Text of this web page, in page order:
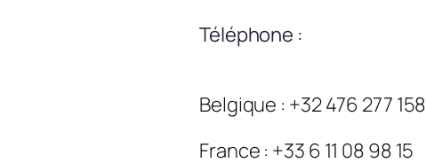
Téléphone :
Belgique : +32 476 277 158
France : +33 6 11 08 98 15